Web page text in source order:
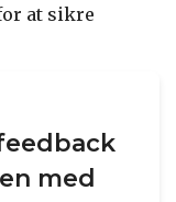
at sikre
med